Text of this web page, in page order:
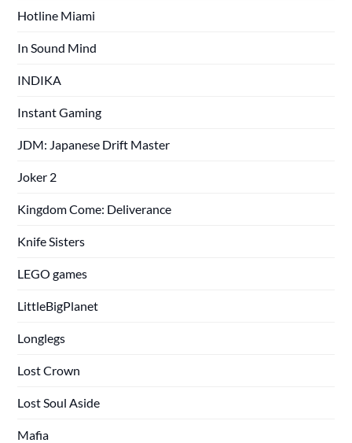
Hotline Miami
In Sound Mind
INDIKA
Instant Gaming
JDM: Japanese Drift Master
Joker 2
Kingdom Come: Deliverance
Knife Sisters
LEGO games
LittleBigPlanet
Longlegs
Lost Crown
Lost Soul Aside
Mafia